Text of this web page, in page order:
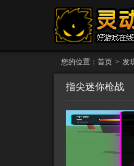
您的位置： 首页 > 发
指尖迷你枪战